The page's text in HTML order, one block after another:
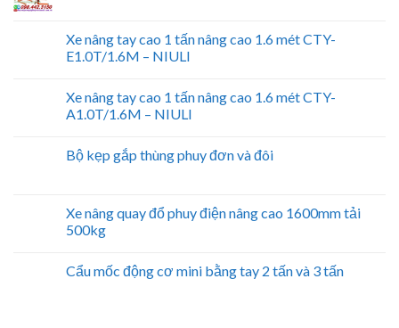
Xe nâng tay cao 1 tấn nâng cao 1.6 mét CTY-
E1.0T/1.6M – NIULI
Xe nâng tay cao 1 tấn nâng cao 1.6 mét CTY-
A1.0T/1.6M – NIULI
Bộ kẹp gắp thùng phuy đơn và đôi
Xe nâng quay đổ phuy điện nâng cao 1600mm tải
500kg
Cẩu mốc động cơ mini bằng tay 2 tấn và 3 tấn